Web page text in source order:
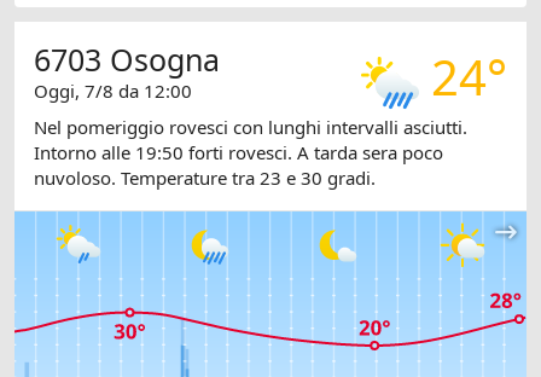
24°
6703 Osogna
Oggi, 7/8 da 12:00
Nel pomeriggio rovesci con lunghi intervalli asciutti.
Intorno alle 19:50 forti rovesci. A tarda sera poco
nuvoloso. Temperature tra 23 e 30 gradi.